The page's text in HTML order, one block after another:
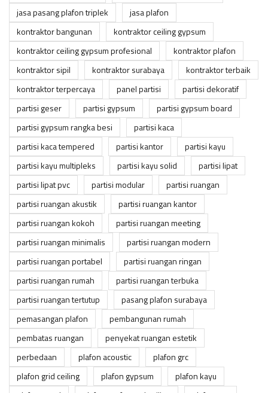
jasa pasang plafon triplek
jasa plafon
kontraktor bangunan
kontraktor ceiling gypsum
kontraktor ceiling gypsum profesional
kontraktor plafon
kontraktor sipil
kontraktor surabaya
kontraktor terbaik
kontraktor terpercaya
panel partisi
partisi dekoratif
partisi geser
partisi gypsum
partisi gypsum board
partisi gypsum rangka besi
partisi kaca
partisi kaca tempered
partisi kantor
partisi kayu
partisi kayu multipleks
partisi kayu solid
partisi lipat
partisi lipat pvc
partisi modular
partisi ruangan
partisi ruangan akustik
partisi ruangan kantor
partisi ruangan kokoh
partisi ruangan meeting
partisi ruangan minimalis
partisi ruangan modern
partisi ruangan portabel
partisi ruangan ringan
partisi ruangan rumah
partisi ruangan terbuka
partisi ruangan tertutup
pasang plafon surabaya
pemasangan plafon
pembangunan rumah
pembatas ruangan
penyekat ruangan estetik
perbedaan
plafon acoustic
plafon grc
plafon grid ceiling
plafon gypsum
plafon kayu